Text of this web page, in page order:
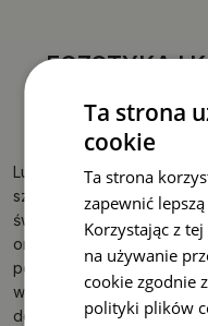
EGZOTYKA I
ŚCIANIE -
Lustra dekoracyjne z
sztuki inspirowane
świata. Każdy wzór
ornamentów plemion
po złożone mozaiki w
wnętrza ciepło, głębię i
doskonale komponując
Ta strona
cookie
Ta strona
zapewnić
Korzystając z
na używanie
cookie zgodnie
polityki plików